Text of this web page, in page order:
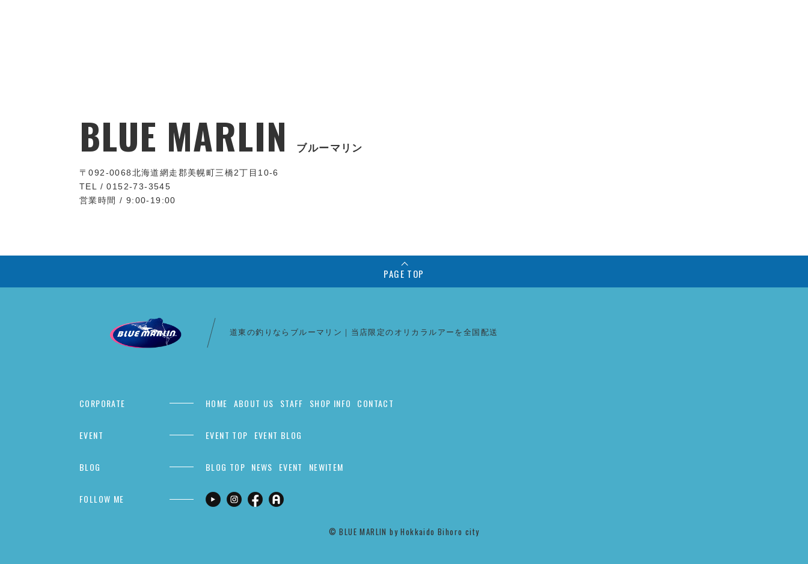
BLUE MARLIN ブルーマリン
〒092-0068北海道網走郡美幌町三橋2丁目10-6
TEL / 0152-73-3545
営業時間 / 9:00-19:00
PAGE TOP
道東の釣りならブルーマリン｜当店限定のオリカラルアーを全国配送
CORPORATE HOME ABOUT US STAFF SHOP INFO CONTACT
EVENT EVENT TOP EVENT BLOG
BLOG BLOG TOP NEWS EVENT NEWITEM
FOLLOW ME
©︎ BLUE MARLIN by Hokkaido Bihoro city